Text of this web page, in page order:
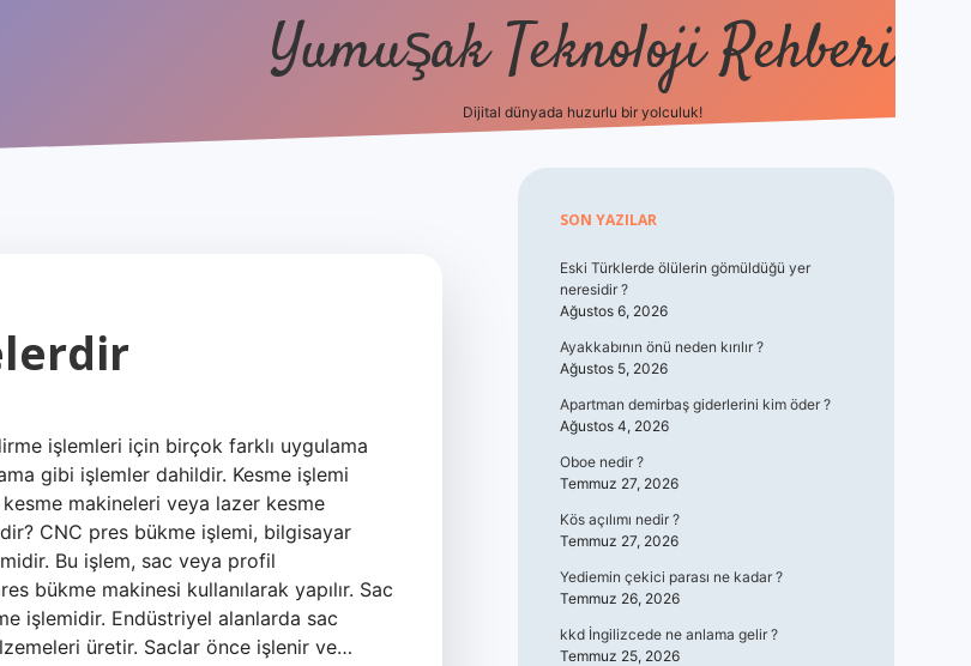
Yumuşak Teknoloji Rehberi
Dijital dünyada huzurlu bir yolculuk!
işlemleri için birçok farklı uygulama
gibi işlemler dahildir. Kesme işlemi
makineleri veya lazer kesme
CNC pres bükme işlemi, bilgisayar
Bu işlem, sac veya profil
bükme makinesi kullanılarak yapılır. Sac
işlemidir. Endüstriyel alanlarda sac
üretir. Saclar önce işlenir ve…
Sidebar
SON YAZILAR
Eski Türklerde ölülerin gömüldüğü yer
neresidir ?
Ağustos 6, 2026
Ayakkabının önü neden kırılır ?
Ağustos 5, 2026
Apartman demirbaş giderlerini kim öder ?
Ağustos 4, 2026
Oboe nedir ?
Temmuz 27, 2026
Kös açılımı nedir ?
Temmuz 27, 2026
Yediemin çekici parası ne kadar ?
Temmuz 26, 2026
kkd İngilizcede ne anlama gelir ?
Temmuz 25, 2026